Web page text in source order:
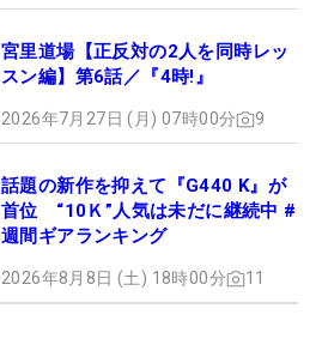
宮里道場【正反対の2人を同時レッ
スン編】第6話／『4時!』
2026年7月27日 (月) 07時00分 9
話題の新作を抑えて『G440 K』が
首位 “10Ｋ”人気は未だに継続中 #
週間ギアランキング
2026年8月8日 (土) 18時00分 11